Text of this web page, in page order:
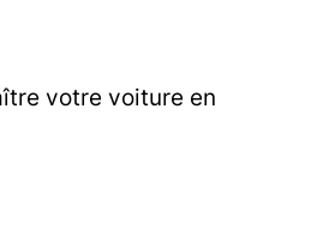
votre voiture en